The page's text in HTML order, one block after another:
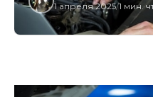
1 апреля 2025/1 мин.